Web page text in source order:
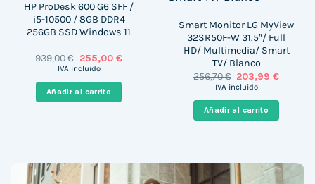
HP ProDesk 600 G6 SFF /
i5-10500 / 8GB DDR4
256GB SSD Windows 11
939,00€ El
precio
era:
939,00 €.
255,00 €El
es:
255,00 €.
IVA incluido
Añadir al carrito
Smart Monitor LG MyView
32SR50F-W 31.5″/ Full
HD/ Multimedia/ Smart
TV/ Blanco
256,70€ El
precio
era:
256,70 €.
203,99€El
es:
203,99
IVA incluido
Añadir al carrito